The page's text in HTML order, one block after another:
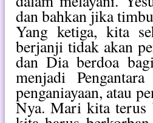
dan bahkan jika
Yang ketiga, kita
berjanji tidak akan
dan Dia berdoa
menjadi
penganiayaan, atau
Nya. Mari kita terus